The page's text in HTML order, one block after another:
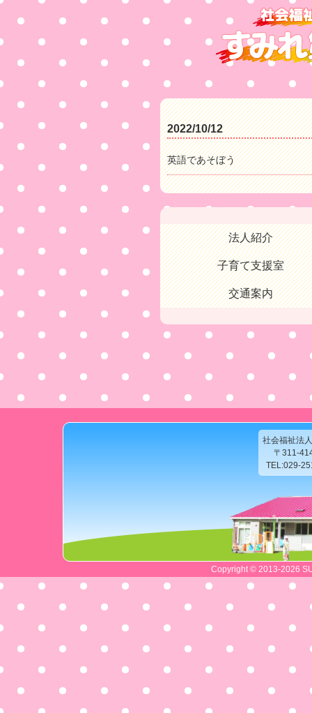
2022/10/12
英語であそぼう
法人紹介
子育て支援室
交通案内
社会福祉法
〒311-
TEL:029-
Copyright © 2013-2026